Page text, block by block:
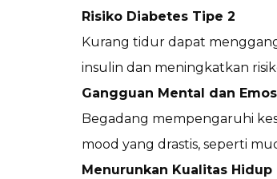
Risiko Diabetes Tipe 2
Kurang tidur dapat
insulin dan meningkatkan
Gangguan Mental dan
Begadang mempengaruhi
mood yang drastis, seperti
Menurunkan Kualitas Hidup